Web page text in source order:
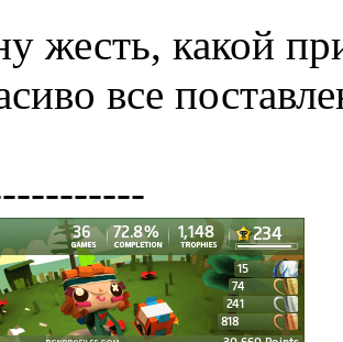
жесть, какой
все